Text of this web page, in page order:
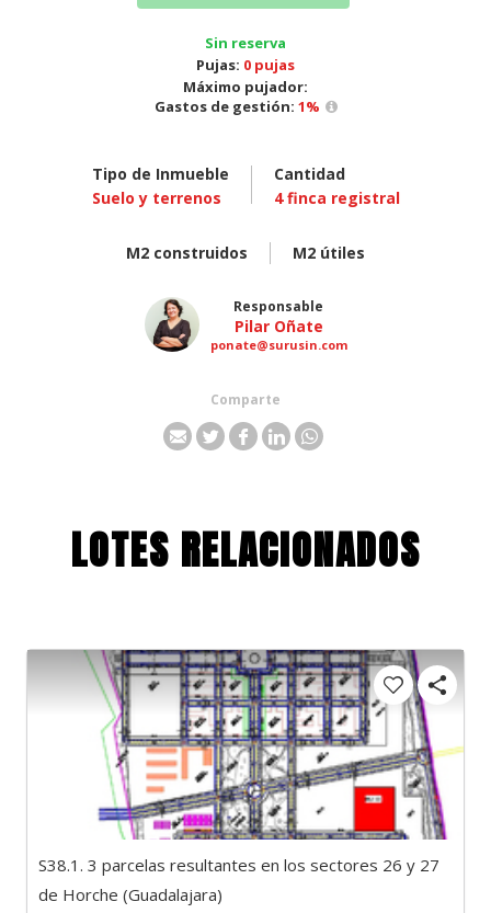
Sin reserva
Pujas: 0 pujas
Máximo pujador:
Gastos de gestión: 1%
Tipo de Inmueble
Suelo y terrenos
Cantidad
4 finca registral
M2 construidos M2 útiles
Responsable
Pilar Oñate
ponate@surusin.com
Comparte
LOTES RELACIONADOS
S38.1. 3 parcelas resultantes en los sectores 26 y 27
de Horche (Guadalajara)